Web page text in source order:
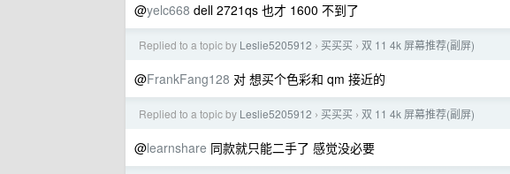
@yelc668 dell 2721qs 也才 1600 不到了
Replied to a topic by Leslie5205912 › 买买买 › 双 11 4k 屏幕推荐(副屏)
@FrankFang128 对 想买个色彩和 qm 接近的
Replied to a topic by Leslie5205912 › 买买买 › 双 11 4k 屏幕推荐(副屏)
@learnshare 同款就只能二手了 感觉没必要